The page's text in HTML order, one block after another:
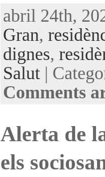
abril 24th,
Gran,
dignes,
Salut|
Comments
Alerta de
els